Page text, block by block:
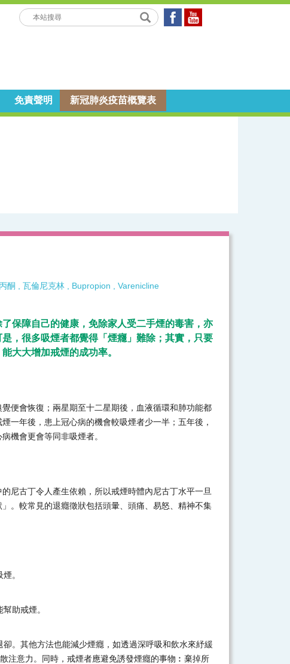
免責聲明 新冠肺炎疫苗概覽表
酮 瓦倫尼克林, Bupropion
Varenicline
保障自己的健康，免除家人受二手煙的毒害，亦
，很多吸煙者都覺得「煙癮」難除；其實，只要
大大增加戒煙的成功率。
便會恢復；兩星期至十二星期後，血液循環和肺功能都
一年後，患上冠心病的機會較吸煙者少一半；五年後，
機會更會等同非吸煙者。
尼古丁令人產生依賴，所以戒煙時體內尼古丁水平一旦
。較常見的退癮徵狀包括頭暈、頭痛、易怒、精神不集
。
助戒煙。
。其他方法也能減少煙癮，如透過深呼吸和飲水來紓緩
注意力。同時，戒煙者應避免誘發煙癮的事物︰棄掉所